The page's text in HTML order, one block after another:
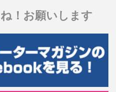
！お願いします